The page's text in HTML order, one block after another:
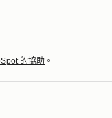
的協助 。